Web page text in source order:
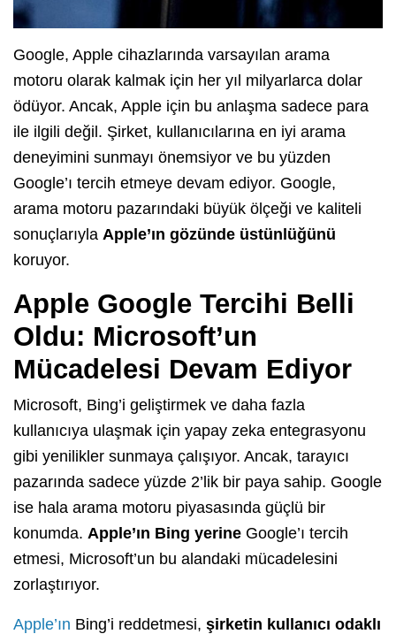
Google, Apple cihazlarında varsayılan arama
motoru olarak kalmak için her yıl milyarlarca dolar
ödüyor. Ancak, Apple için bu anlaşma sadece para
ile ilgili değil. Şirket, kullanıcılarına en iyi arama
deneyimini sunmayı önemsiyor ve bu yüzden
Google’ı tercih etmeye devam ediyor. Google,
arama motoru pazarındaki büyük ölçeği ve kaliteli
sonuçlarıyla Apple’ın gözünde üstünlüğünü
koruyor.
Apple Google Tercihi Belli
Oldu: Microsoft’un
Mücadelesi Devam Ediyor
Microsoft, Bing’i geliştirmek ve daha fazla
kullanıcıya ulaşmak için yapay zeka entegrasyonu
gibi yenilikler sunmaya çalışıyor. Ancak, tarayıcı
pazarında sadece yüzde 2’lik bir paya sahip. Google
ise hala arama motoru piyasasında güçlü bir
konumda. Apple’ın Bing yerine Google’ı tercih
etmesi, Microsoft’un bu alandaki mücadelesini
zorlaştırıyor.
Apple’ın Bing’i reddetmesi, şirketin kullanıcı odaklı